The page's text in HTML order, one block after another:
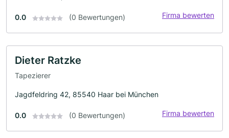
0.0 (0 Bewertungen) Firma bewerten
Dieter Ratzke
Tapezierer
Jagdfeldring 42, 85540 Haar bei München
0.0 (0 Bewertungen) Firma bewerten